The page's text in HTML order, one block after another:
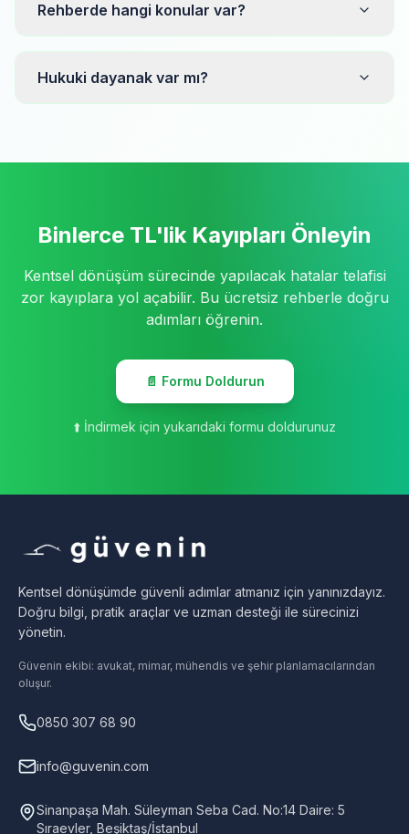
Rehberde hangi konular var?
Hukuki dayanak var mı?
Binlerce TL'lik Kayıpları Önleyin
Kentsel dönüşüm sürecinde yapılacak hatalar telafisi
zor kayıplara yol açabilir. Bu ücretsiz rehberle doğru
adımları öğrenin.
📄 Formu Doldurun
⬆️ İndirmek için yukarıdaki formu doldurunuz
Kentsel dönüşümde güvenli adımlar atmanız için yanınızdayız.
Doğru bilgi, pratik araçlar ve uzman desteği ile sürecinizi
yönetin.
Güvenin ekibi: avukat, mimar, mühendis ve şehir planlamacılarından
oluşur.
0850 307 68 90
info@guvenin.com
Sinanpaşa Mah. Süleyman Seba Cad. No:14 Daire: 5
Sıraevler, Beşiktaş/İstanbul